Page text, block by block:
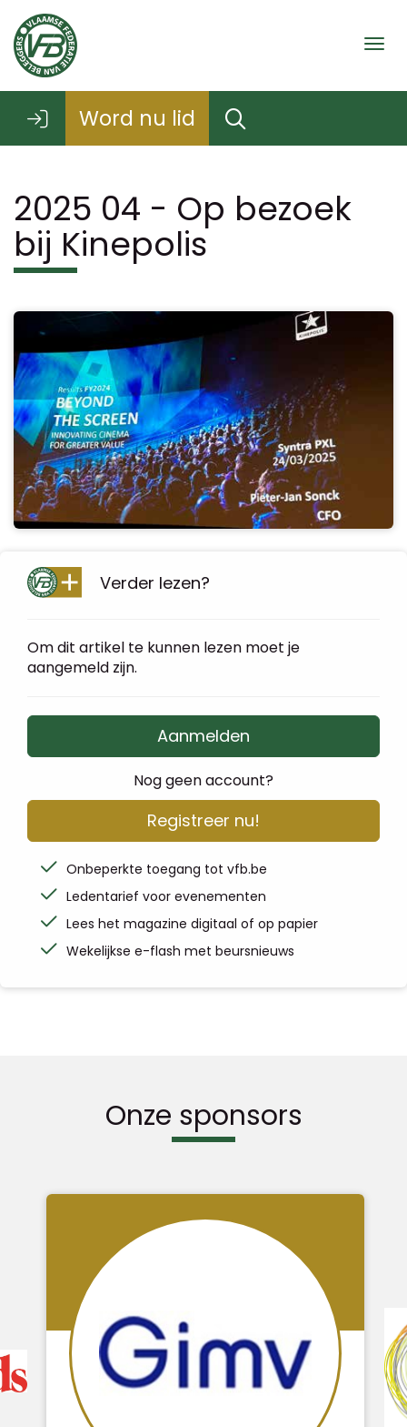
Word nu lid
2025 04 - Op bezoek
bij Kinepolis
Verder lezen?
Om dit artikel te kunnen lezen moet je
aangemeld zijn.
Aanmelden
Nog geen account?
Registreer nu!
Onbeperkte toegang tot vfb.be
Ledentarief voor evenementen
Lees het magazine digitaal of op papier
Wekelijkse e-flash met beursnieuws
Onze sponsors